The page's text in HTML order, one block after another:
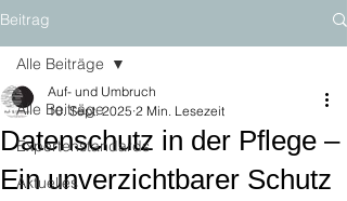
Beitrag
Alle Beiträge
Expertenstandards
Aktuelles
Alle Beiträge
Datenschutz in der Pflege –
Ein unverzichtbarer Schutz
Auf- und Umbruch
10. Sept. 2025 2 Min. Lesezeit